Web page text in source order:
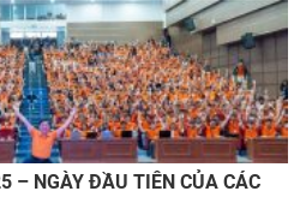
– NGÀY ĐẦU TIÊN CỦA CÁC